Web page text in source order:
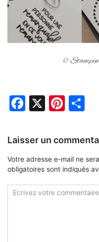
Facebook
X
Laisser un
Votre adresse e-mail ne
obligatoires sont indiqués